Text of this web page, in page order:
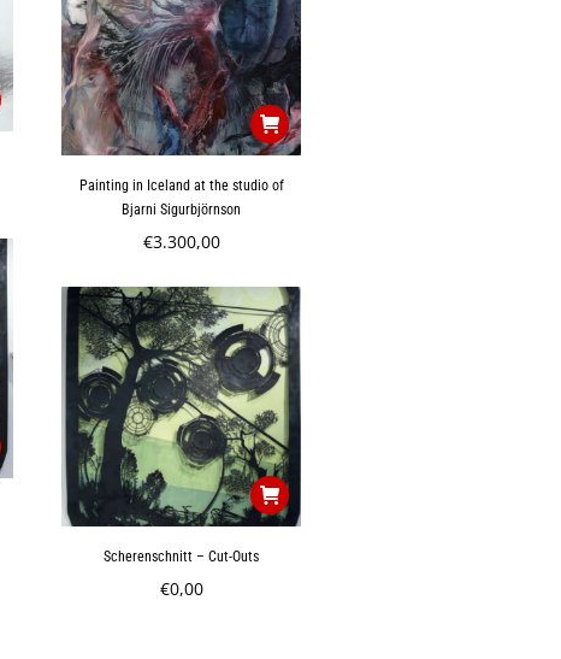
Painting in Iceland at the studio of
Bjarni Sigurbjörnson
€3.300,00
Scherenschnitt – Cut-Outs
€0,00